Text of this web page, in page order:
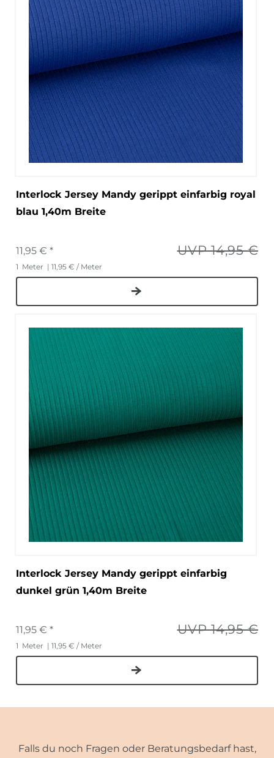
Interlock Jersey Mandy gerippt einfarbig royal
blau 1,40m Breite
UVP 14,95 €
11,95 € *
1 Meter | 11,95 € / Meter
Interlock Jersey Mandy gerippt einfarbig
dunkel grün 1,40m Breite
UVP 14,95 €
11,95 € *
1 Meter | 11,95 € / Meter
Falls du noch Fragen oder Beratungsbedarf hast,